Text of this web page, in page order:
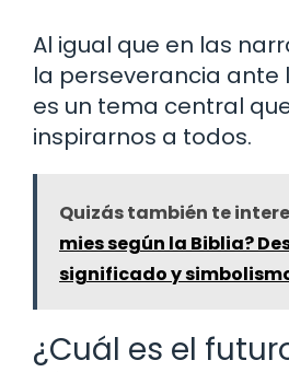
Al igual que en las
la perseverancia ante
es un tema central
inspirarnos a todos.
Quizás también te
mies según la Biblia?
significado y
¿Cuál es el